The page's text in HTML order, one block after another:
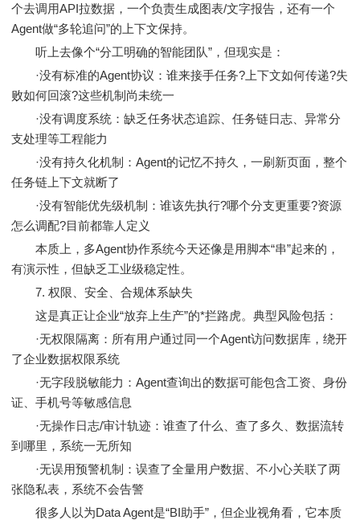
个去调用API拉数据，一个负责生成图表/文字报告，还有一个
Agent做“多轮追问”的上下文保持。
听上去像个“分工明确的智能团队”，但现实是：
·没有标准的Agent协议：谁来接手任务?上下文如何传递?失
败如何回滚?这些机制尚未统一
·没有调度系统：缺乏任务状态追踪、任务链日志、异常分
支处理等工程能力
·没有持久化机制：Agent的记忆不持久，一刷新页面，整个
任务链上下文就断了
·没有智能优先级机制：谁该先执行?哪个分支更重要?资源
怎么调配?目前都靠人定义
本质上，多Agent协作系统今天还像是用脚本“串”起来的，
有演示性，但缺乏工业级稳定性。
7. 权限、安全、合规体系缺失
这是真正让企业“放弃上生产”的*拦路虎。典型风险包括：
·无权限隔离：所有用户通过同一个Agent访问数据库，绕开
了企业数据权限系统
·无字段脱敏能力：Agent查询出的数据可能包含工资、身份
证、手机号等敏感信息
·无操作日志/审计轨迹：谁查了什么、查了多久、数据流转
到哪里，系统一无所知
·无误用预警机制：误查了全量用户数据、不小心关联了两
张隐私表，系统不会告警
很多人以为Data Agent是“BI助手”，但企业视角看，它本质